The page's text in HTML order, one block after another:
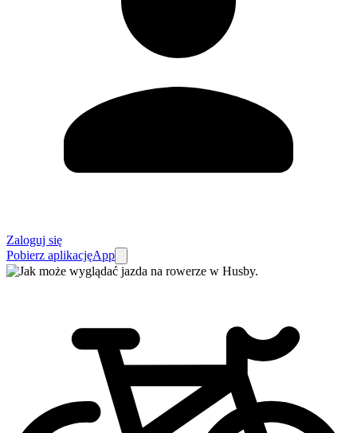
Zaloguj się
Pobierz aplikacjęApp